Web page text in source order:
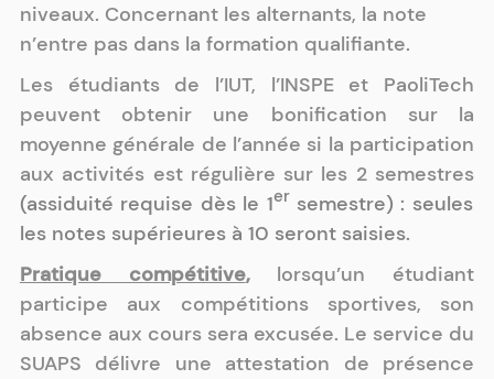
niveaux. Concernant les alternants, la note
n’entre pas dans la formation qualifiante.
Les étudiants de l’IUT, l’INSPE et PaoliTech
peuvent obtenir une bonification sur la
moyenne générale de l’année si la participation
aux activités est régulière sur les 2 semestres
(assiduité requise dès le 1er semestre) : seules
les notes supérieures à 10 seront saisies.
Pratique compétitive, lorsqu’un étudiant
participe aux compétitions sportives, son
absence aux cours sera excusée. Le service du
SUAPS délivre une attestation de présence